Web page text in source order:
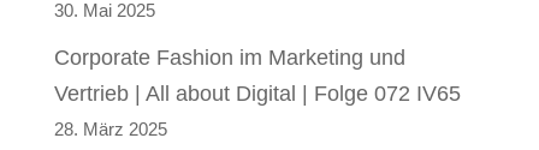
30. Mai 2025
Corporate Fashion im Marketing und
Vertrieb | All about Digital | Folge 072 IV65
28. März 2025